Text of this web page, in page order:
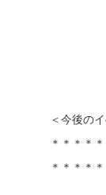
＜今後の
＊＊＊＊
＊＊＊＊＊